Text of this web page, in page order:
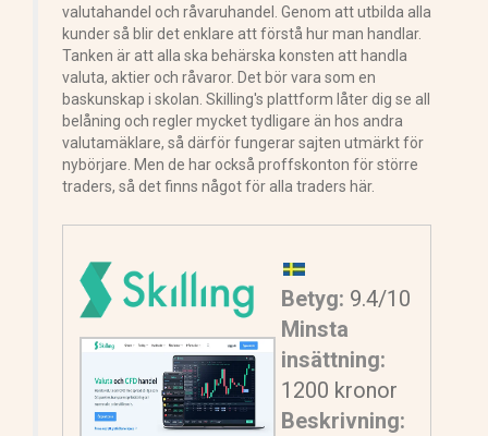
valutahandel och råvaruhandel. Genom att utbilda alla
kunder så blir det enklare att förstå hur man handlar.
Tanken är att alla ska behärska konsten att handla
valuta, aktier och råvaror. Det bör vara som en
baskunskap i skolan. Skilling's plattform låter dig se all
belåning och regler mycket tydligare än hos andra
valutamäklare, så därför fungerar sajten utmärkt för
nybörjare. Men de har också proffskonton för större
traders, så det finns något för alla traders här.
Betyg: 9.4/10
Minsta
insättning:
1200 kronor
Beskrivning: